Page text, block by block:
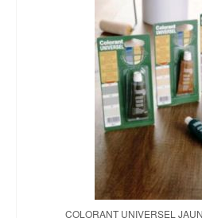
COLORANT UNIVERSEL